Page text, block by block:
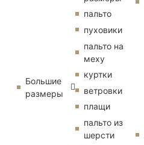
Большие
размеры
пальто
пуховики
пальто на
меху
куртки
ветровки
плащи
пальто из
шерсти